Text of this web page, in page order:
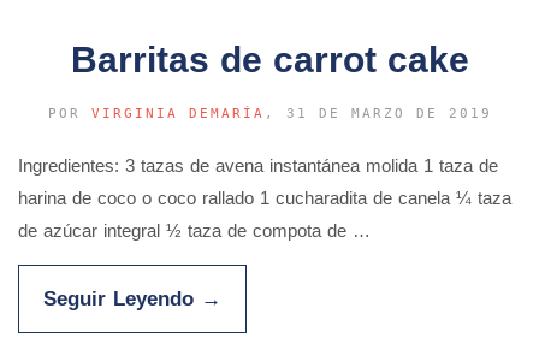
Barritas de carrot cake
POR VIRGINIA DEMARÍA , 31 DE MARZO DE 2019
Ingredientes: 3 tazas de avena instantánea molida 1 taza de
harina de coco o coco rallado 1 cucharadita de canela ¼ taza
de azúcar integral ½ taza de compota de …
Seguir Leyendo →